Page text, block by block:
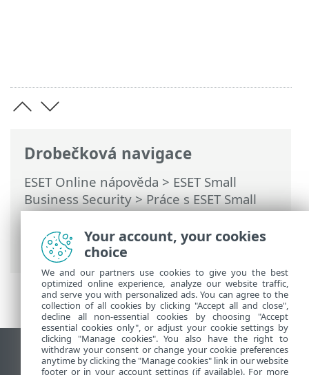
Drobečková navigace
ESET Online nápověda > ESET Small
Business Security>Práce s ESET Small
Business Security>Nastavení>Síťová
ochrana > Seznam dočasně blokovaných
IP adres
Zobrazit verzi pro počítač
Your account, your cookies
choice
We and our partners use cookies to give you the best
optimized online experience, analyze our website traffic,
and serve you with personalized ads. You can agree to the
collection of all cookies by clicking "Accept all and close",
decline all non-essential cookies by choosing "Accept
essential cookies only", or adjust your cookie settings by
clicking "Manage cookies". You also have the right to
withdraw your consent or change your cookie preferences
anytime by clicking the "Manage cookies" link in our website
footer or in your account settings (if available). For more